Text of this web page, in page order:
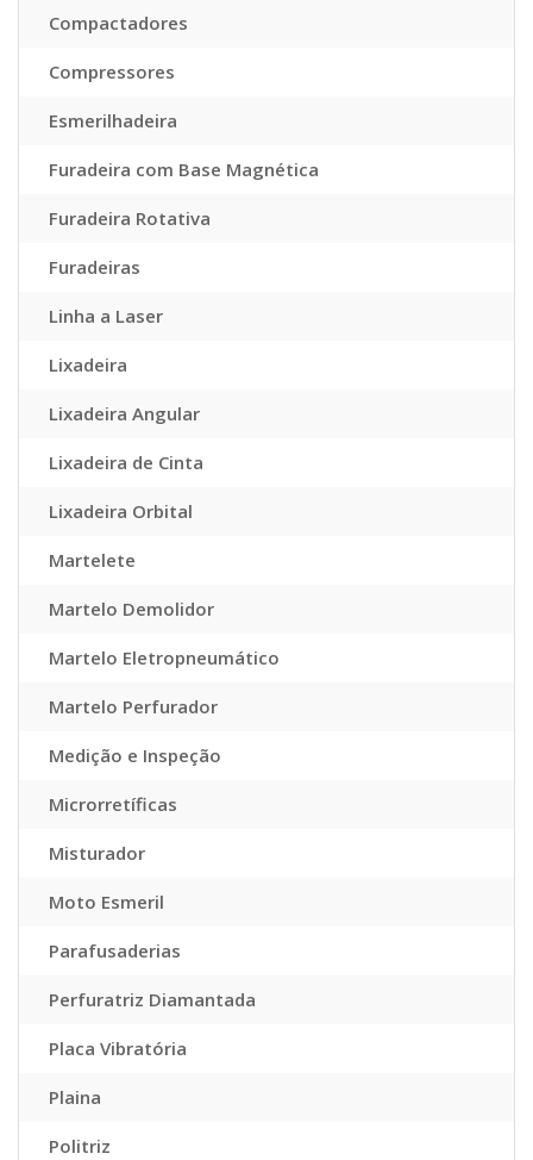
Compactadores
Compressores
Esmerilhadeira
Furadeira com Base Magnética
Furadeira Rotativa
Furadeiras
Linha a Laser
Lixadeira
Lixadeira Angular
Lixadeira de Cinta
Lixadeira Orbital
Martelete
Martelo Demolidor
Martelo Eletropneumático
Martelo Perfurador
Medição e Inspeção
Microrretíficas
Misturador
Moto Esmeril
Parafusaderias
Perfuratriz Diamantada
Placa Vibratória
Plaina
Politriz